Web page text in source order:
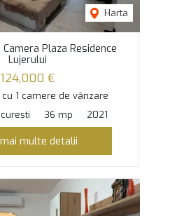
Harta
Plaza Residence
Lujerului
124,000 €
1 camere de vânzare
36 mp 2021
multe detalii